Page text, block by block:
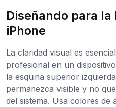
Diseñando para la
iPhone
La claridad visual es
profesional en un
la esquina superior
permanezca visible y no
del sistema. Usa colores de